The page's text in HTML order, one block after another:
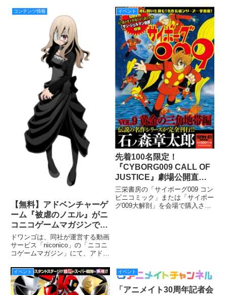
ス・スクワッド』について、本作
ヒーローたちが帰ってきます！
番組終了後、メガレンジャーの上
映イベントが開催されるのは史上
初！ キャスト＆スタッフを
コンテンツ情報
【無料】アドベンチャーゲ
ーム『被虐のノエル』がニ
コニコゲームマガジンで公
開！
ドワンゴは、同社が運営する動画
サービス「niconico」の「ニコニ
コゲームマガジン」にて、アドベ
を公開しました。
イベント
先着100名限定！
『CYBORG009 CALL OF
JUSTICE』劇場公開直前
記念、柿本広大監督＆齋藤
将嗣キャラデザ＆小林雅士
プロデューサーによるトー
三栄書房の「サイボーグ009 コン
ビニコミック」または「サイボー
グ009大解剖」を会場で購入され
イベント イベント
「アニメイト30周年記者会